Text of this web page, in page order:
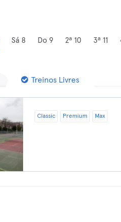
Sá 8 Do 9 2ª 10 3ª 11
Treinos Livres
Classic Premium Max